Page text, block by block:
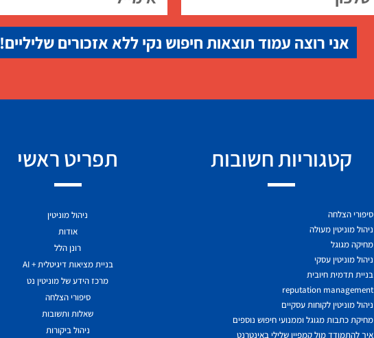
אני רוצה עמוד תוצאות חיפוש נקי ללא אזכורים שליליים!
קטגוריות חשובות
סיפורי הצלחה
ניהול מוניטין מעולה
מחיקה מגוגל
ניהול מוניטין עסקי
בניית תדמית חיובית
reputation management
ניהול מוניטין לקוחות עסקיים
מחיקת כתבות מגוגל וממנועי חיפוש נוספים
איך להתמודד מול קמפיין שלילי באינטרנט
תפריט ראשי
ניהול מוניטין
אודות
רונן הלל
בניית מציאות דיגיטלית + AI
מרכז הידע של מוניטין נט
סיפורי הצלחה
שאלות ותשובות
ניהול ביקורות